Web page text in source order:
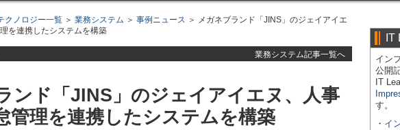
クノロジー一覧 ＞ 業務システム ＞ 事例ニュース ＞ メガネブランド「JINS」のジェイアイエ
を連携したシステムを構築
業務システム記事一覧へ
ンド「JINS」のジェイアイエヌ、人事
管理を連携したシステムを構築
IT
イン
公開
IT
す。
・ イ